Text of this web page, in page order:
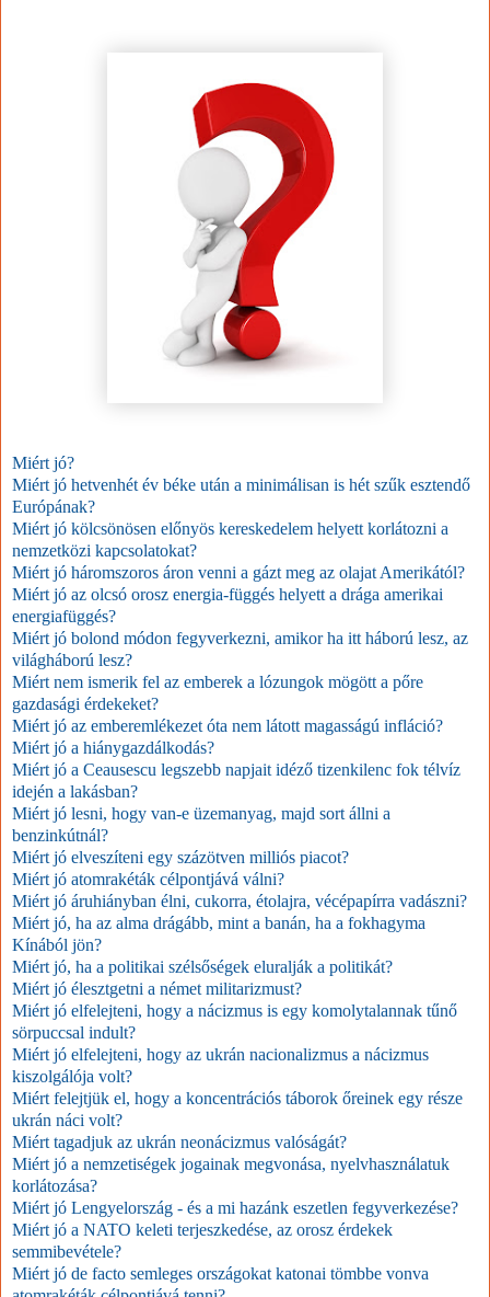
Miért jó?
Miért jó hetvenhét év béke után a minimálisan is hét szűk esztendő
Európának?
Miért jó kölcsönösen előnyös kereskedelem helyett korlátozni a
nemzetközi kapcsolatokat?
Miért jó háromszoros áron venni a gázt meg az olajat Amerikától?
Miért jó az olcsó orosz energia-függés helyett a drága amerikai
energiafüggés?
Miért jó bolond módon fegyverkezni, amikor ha itt háború lesz, az
világháború lesz?
Miért nem ismerik fel az emberek a lózungok mögött a pőre
gazdasági érdekeket?
Miért jó az emberemlékezet óta nem látott magasságú infláció?
Miért jó a hiánygazdálkodás?
Miért jó a Ceausescu legszebb napjait idéző tizenkilenc fok télvíz
idején a lakásban?
Miért jó lesni, hogy van-e üzemanyag, majd sort állni a
benzinkútnál?
Miért jó elveszíteni egy százötven milliós piacot?
Miért jó atomrakéták célpontjává válni?
Miért jó áruhiányban élni, cukorra, étolajra, vécépapírra vadászni?
Miért jó, ha az alma drágább, mint a banán, ha a fokhagyma
Kínából jön?
Miért jó, ha a politikai szélsőségek eluralják a politikát?
Miért jó élesztgetni a német militarizmust?
Miért jó elfelejteni, hogy a nácizmus is egy komolytalannak tűnő
sörpuccsal indult?
Miért jó elfelejteni, hogy az ukrán nacionalizmus a nácizmus
kiszolgálója volt?
Miért felejtjük el, hogy a koncentrációs táborok őreinek egy része
ukrán náci volt?
Miért tagadjuk az ukrán neonácizmus valóságát?
Miért jó a nemzetiségek jogainak megvonása, nyelvhasználatuk
korlátozása?
Miért jó Lengyelország - és a mi hazánk eszetlen fegyverkezése?
Miért jó a NATO keleti terjeszkedése, az orosz érdekek
semmibevétele?
Miért jó de facto semleges országokat katonai tömbbe vonva